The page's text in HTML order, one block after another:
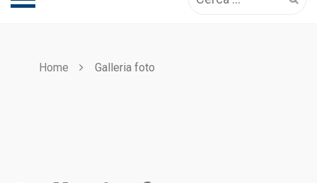
per:
Home Galleria foto